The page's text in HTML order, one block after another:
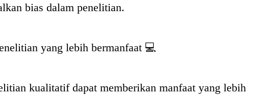
bias dalam penelitian.
yang lebih bermanfaat 💻
kualitatif dapat memberikan manfaat yang lebih